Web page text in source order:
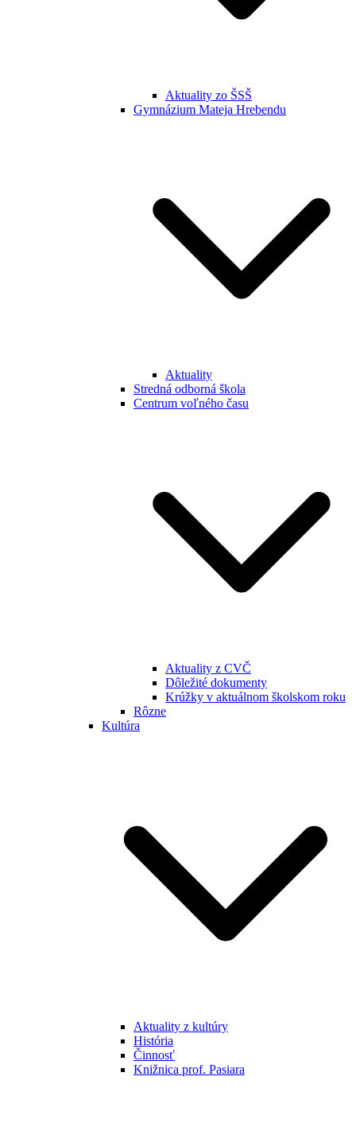
Aktuality zo ŠSŠ
Gymnázium Mateja Hrebendu
Aktuality
Stredná odborná škola
Centrum voľného času
Aktuality z CVČ
Dôležité dokumenty
Krúžky v aktuálnom školskom roku
Rôzne
Kultúra
Aktuality z kultúry
História
Činnosť
Knižnica prof. Pasiara